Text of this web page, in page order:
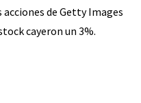
de Getty Images
cayeron un 3%.